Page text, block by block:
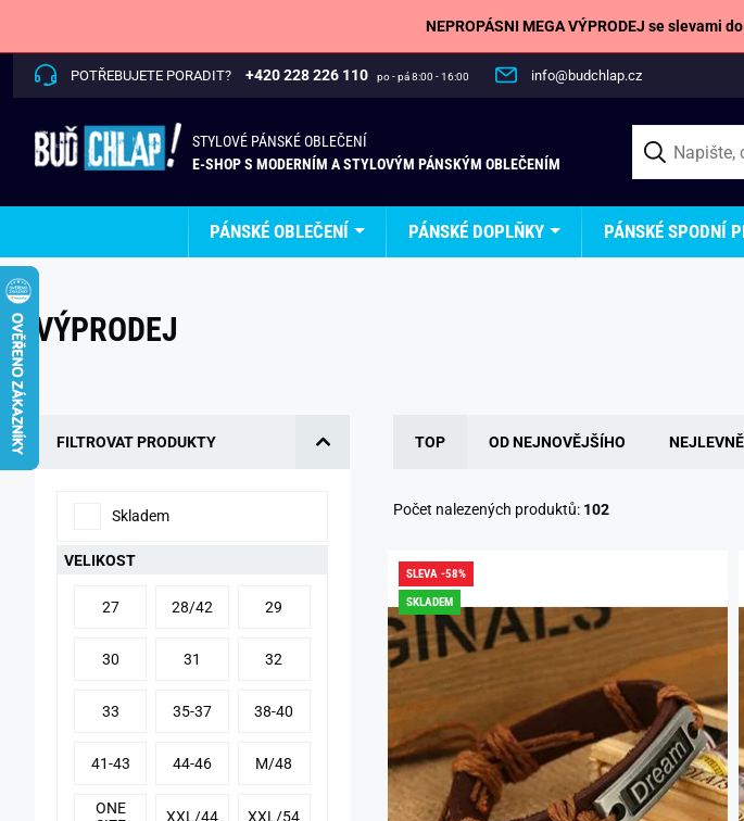
NEPROPÁSNI MEGA VÝPRODEJ se slevami
POTŘEBUJETE PORADIT? +420 228 226 110 po - pá 8:00 - 16:00 info@budchlap.cz
STYLOVÉ PÁNSKÉ OBLEČENÍ
E-SHOP S MODERNÍM A STYLOVÝM PÁNSKÝM OBLEČENÍM
PÁNSKÉ OBLEČENÍ PÁNSKÉ DOPLŇKY PÁNSKÉ SPODNÍ
VÝPRODEJ
FILTROVAT PRODUKTY
Skladem
VELIKOST
27 28/42 29
30 31 32
33 35-37 38-40
41-43 44-46 M/48
ONE
XXL/44 XXL/54
TOP OD NEJNOVĚJŠÍHO
Počet nalezených produktů: 102
SLEVA -58%
SKLADEM